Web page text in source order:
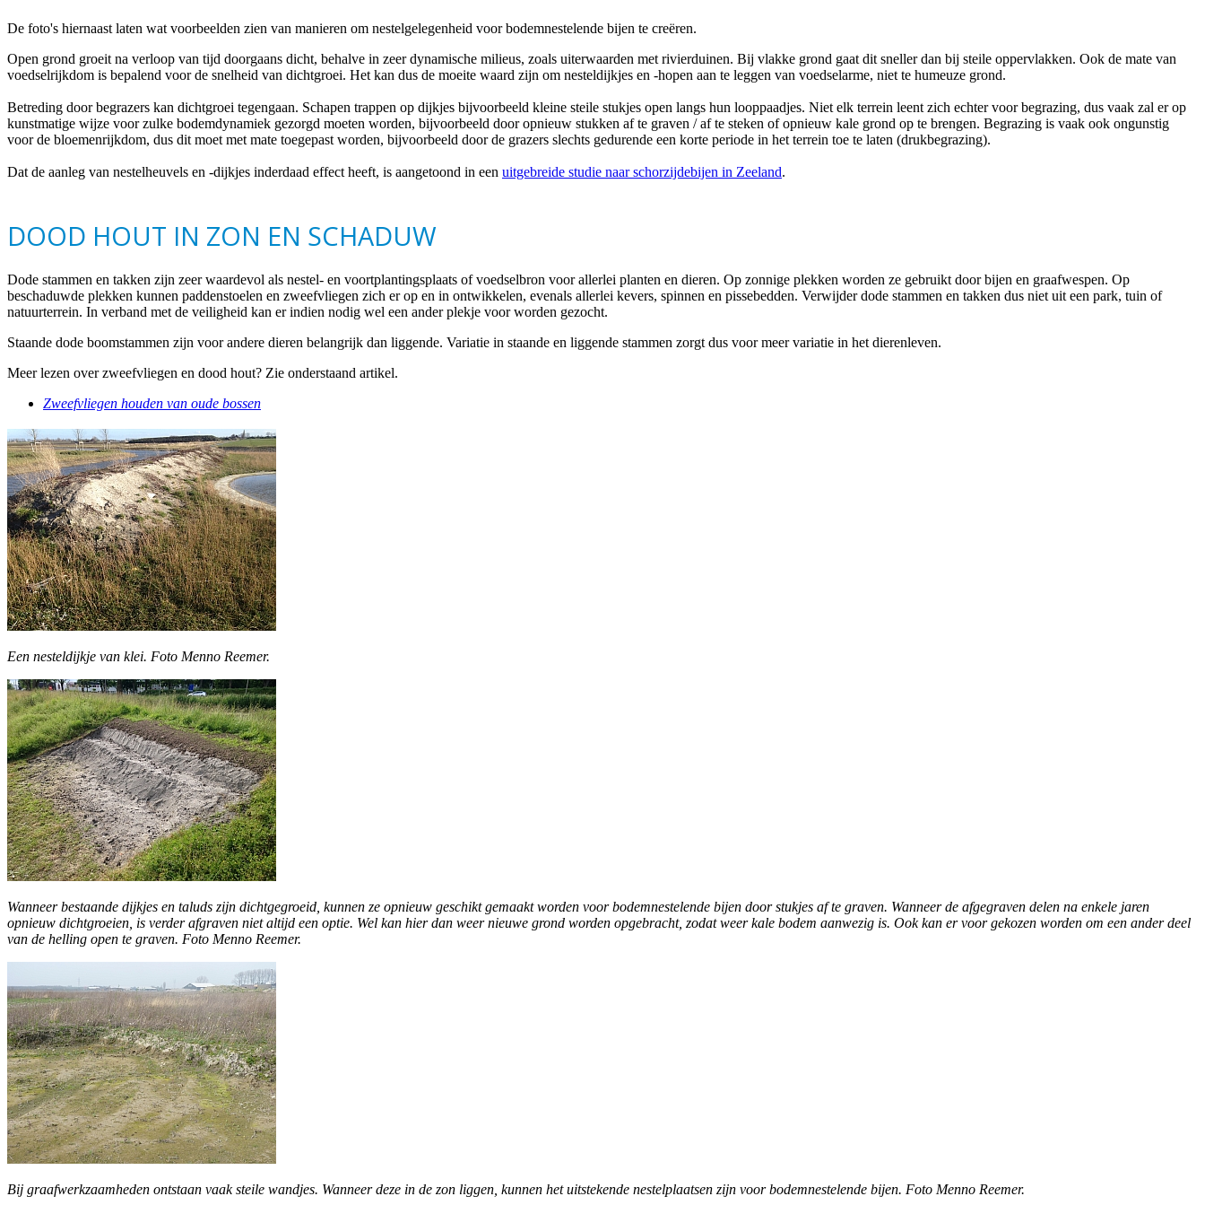
De foto's hiernaast laten wat voorbeelden zien van manieren om nestelgelegenheid voor bodemnestelende bijen te creëren.
Open grond groeit na verloop van tijd doorgaans dicht, behalve in zeer dynamische milieus, zoals uiterwaarden met rivierduinen. Bij vlakke grond gaat dit sneller dan bij steile oppervlakken. Ook de mate van
voedselrijkdom is bepalend voor de snelheid van dichtgroei. Het kan dus de moeite waard zijn om nesteldijkjes en -hopen aan te leggen van voedselarme, niet te humeuze grond.
Betreding door begrazers kan dichtgroei tegengaan. Schapen trappen op dijkjes bijvoorbeeld kleine steile stukjes open langs hun looppaadjes. Niet elk terrein leent zich echter voor begrazing, dus vaak zal er op
kunstmatige wijze voor zulke bodemdynamiek gezorgd moeten worden, bijvoorbeeld door opnieuw stukken af te graven / af te steken of opnieuw kale grond op te brengen. Begrazing is vaak ook ongunstig
voor de bloemenrijkdom, dus dit moet met mate toegepast worden, bijvoorbeeld door de grazers slechts gedurende een korte periode in het terrein toe te laten (drukbegrazing).
Dat de aanleg van nestelheuvels en -dijkjes inderdaad effect heeft, is aangetoond in een uitgebreide studie naar schorzijdebijen in Zeeland.
DOOD HOUT IN ZON EN SCHADUW
Dode stammen en takken zijn zeer waardevol als nestel- en voortplantingsplaats of voedselbron voor allerlei planten en dieren. Op zonnige plekken worden ze gebruikt door bijen en graafwespen. Op
beschaduwde plekken kunnen paddenstoelen en zweefvliegen zich er op en in ontwikkelen, evenals allerlei kevers, spinnen en pissebedden. Verwijder dode stammen en takken dus niet uit een park, tuin of
natuurterrein. In verband met de veiligheid kan er indien nodig wel een ander plekje voor worden gezocht.
Staande dode boomstammen zijn voor andere dieren belangrijk dan liggende. Variatie in staande en liggende stammen zorgt dus voor meer variatie in het dierenleven.
Meer lezen over zweefvliegen en dood hout? Zie onderstaand artikel.
Zweefvliegen houden van oude bossen
Een nesteldijkje van klei. Foto Menno Reemer.
Wanneer bestaande dijkjes en taluds zijn dichtgegroeid, kunnen ze opnieuw geschikt gemaakt worden voor bodemnestelende bijen door stukjes af te graven. Wanneer de afgegraven delen na enkele jaren
opnieuw dichtgroeien, is verder afgraven niet altijd een optie. Wel kan hier dan weer nieuwe grond worden opgebracht, zodat weer kale bodem aanwezig is. Ook kan er voor gekozen worden om een ander deel
van de helling open te graven. Foto Menno Reemer.
Bij graafwerkzaamheden ontstaan vaak steile wandjes. Wanneer deze in de zon liggen, kunnen het uitstekende nestelplaatsen zijn voor bodemnestelende bijen. Foto Menno Reemer.